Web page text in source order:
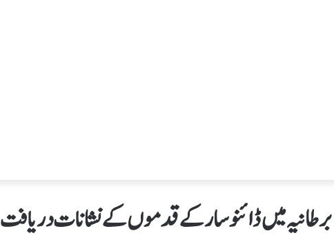
برطانیہ میں ڈائنوسار کے قدموں کے نشانات دریافت